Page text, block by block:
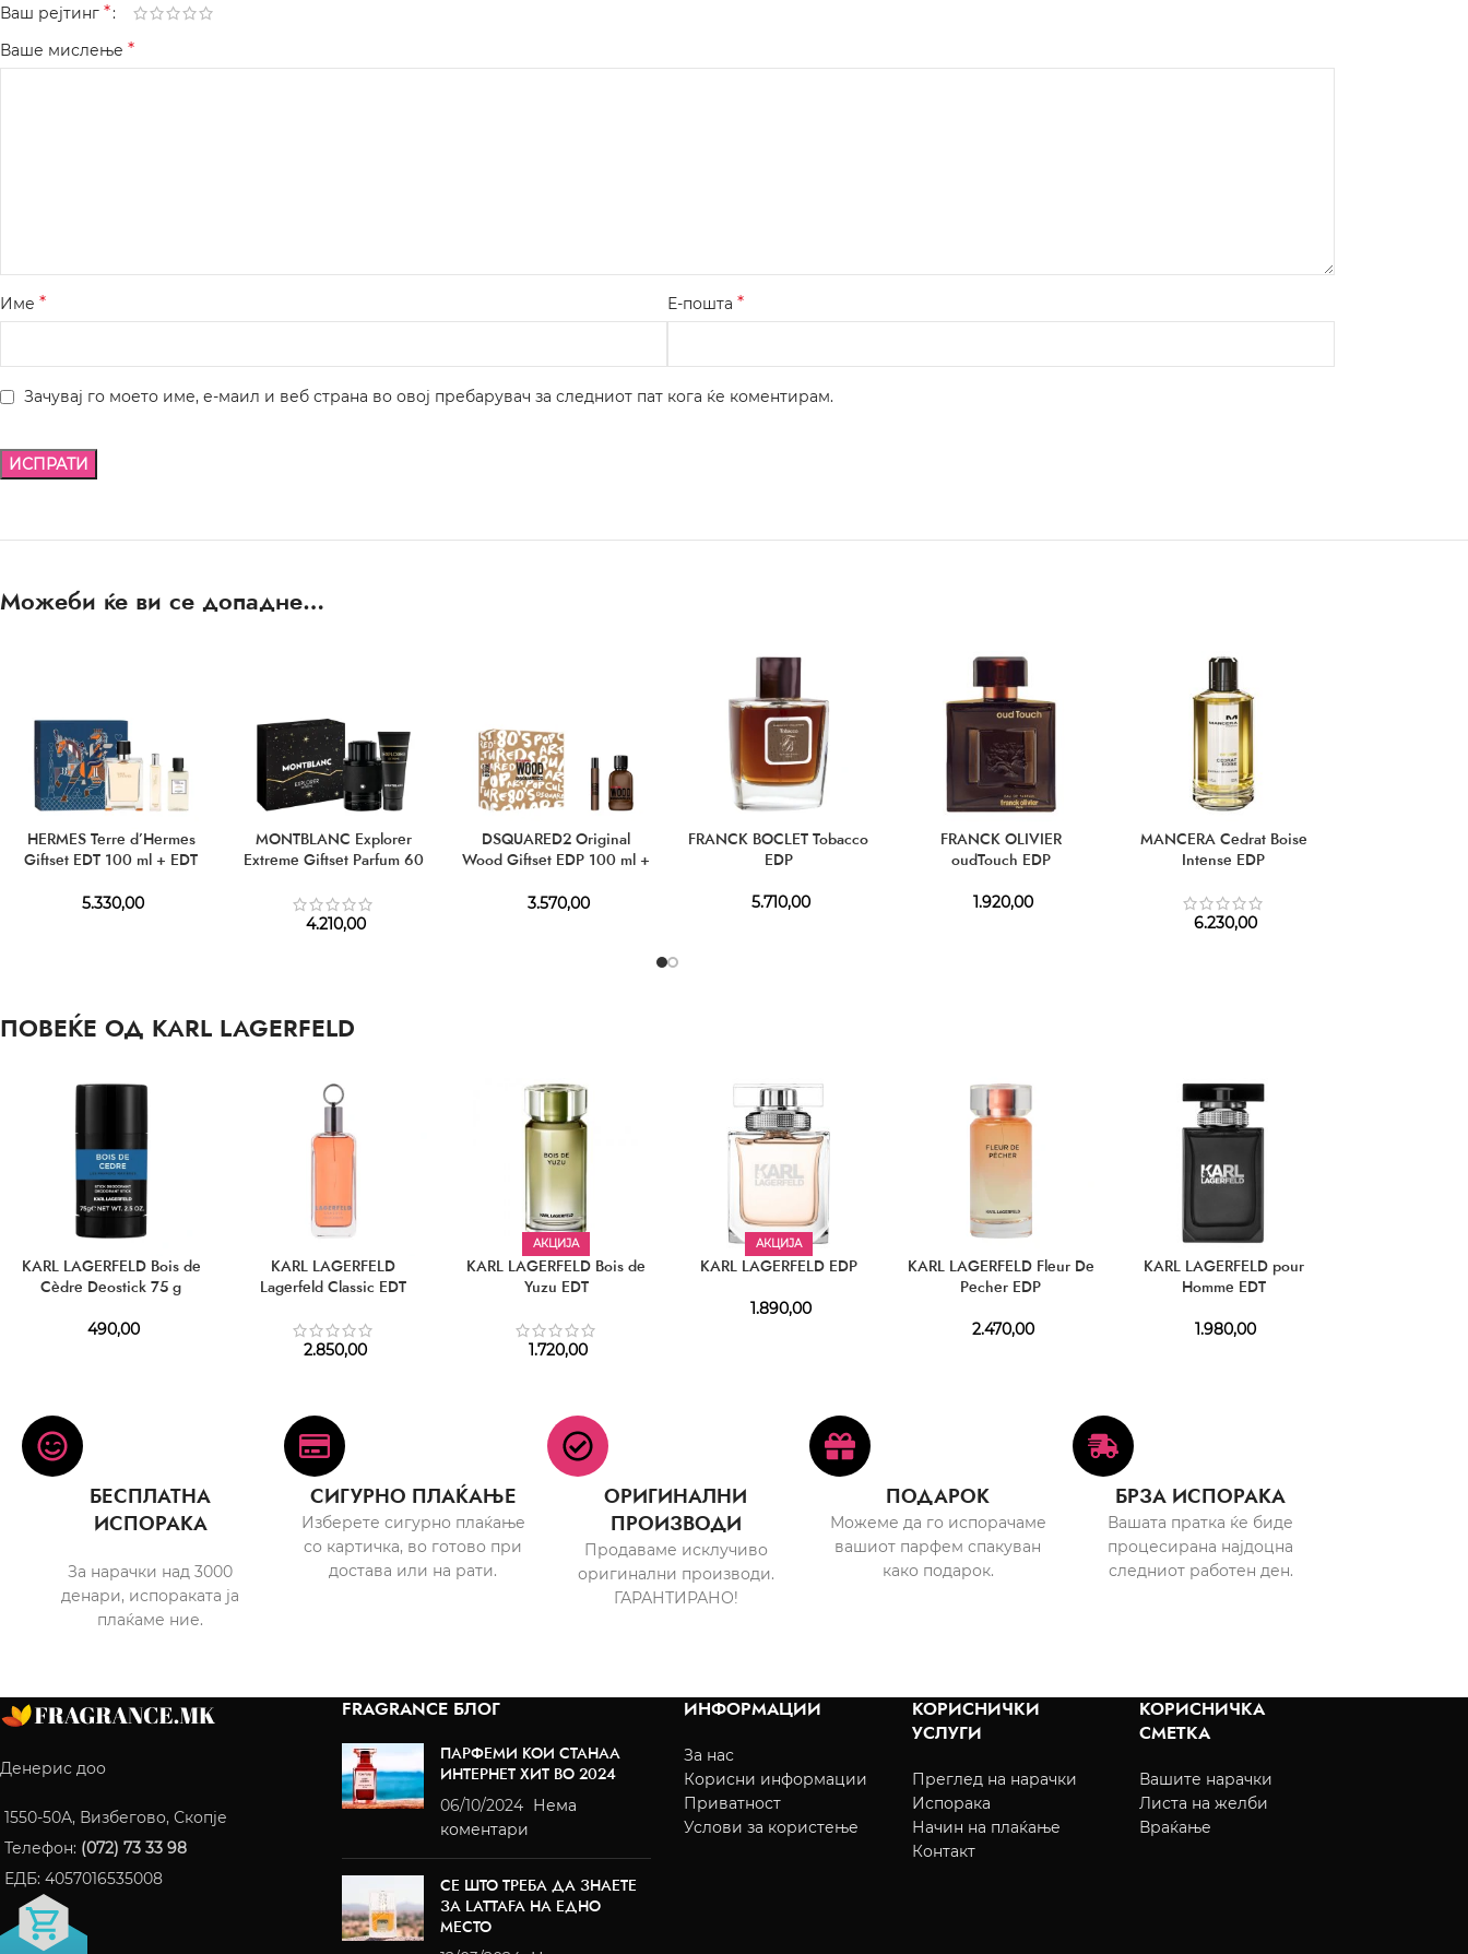
Ваш рејтинг *
Ваше мислење *
Име * Е-пошта *
Зачувај го моето име, е-маил и веб страна во овој пребарувач за следниот пат кога ќе коментирам.
Можеби ќе ви се допадне…
HERMES Terre d’Hermes
Giftset EDT 100 ml + EDT
5.330,00
MONTBLANC Explorer
Extreme Giftset Parfum 60
4.210,00
DSQUARED2 Original
Wood Giftset EDP 100 ml +
3.570,00
FRANCK BOCLET Tobacco
EDP
5.710,00
FRANCK OLIVIER
oudTouch EDP
1.920,00
MANCERA Cedrat Boise
Intense EDP
6.230,00
ПОВЕЌЕ ОД KARL LAGERFELD
KARL LAGERFELD Bois de
Cèdre Deostick 75 g
490,00
KARL LAGERFELD
Lagerfeld Classic EDT
2.850,00
АКЦИЈА
KARL LAGERFELD Bois de
Yuzu EDT
1.720,00
АКЦИЈА
KARL LAGERFELD EDP
1.890,00
KARL LAGERFELD Fleur De
Pecher EDP
2.470,00
KARL LAGERFELD pour
Homme EDT
1.980,00
БЕСПЛАТНА
ИСПОРАКА
За нарачки над 3000
денари, испораката ја
плаќаме ние.
СИГУРНО ПЛАЌАЊЕ
Изберете сигурно плаќање
со картичка, во готово при
достава или на рати.
ОРИГИНАЛНИ
ПРОИЗВОДИ
Продаваме исклучиво
оригинални производи.
ГАРАНТИРАНО!
ПОДАРОК
Можеме да го испорачаме
вашиот парфем спакуван
како подарок.
БРЗА ИСПОРАКА
Вашата пратка ќе биде
процесирана најдоцна
следниот работен ден.
Денерис доо
1550-50A, Визбегово, Скопје
Телефон: (072) 73 33 98
ЕДБ: 4057016535008
FRAGRANCE БЛОГ
ПАРФЕМИ КОИ СТАНАА
ИНТЕРНЕТ ХИТ ВО 2024
06/10/2024 Нема
коментари
СЕ ШТО ТРЕБА ДА ЗНАЕТЕ
ЗА LATTAFA НА ЕДНО
МЕСТО
ИНФОРМАЦИИ
За нас
Корисни информации
Приватност
Услови за користење
КОРИСНИЧКИ
УСЛУГИ
Преглед на нарачки
Испорака
Начин на плаќање
Контакт
КОРИСНИЧКА
СМЕТКА
Вашите нарачки
Листа на желби
Враќање